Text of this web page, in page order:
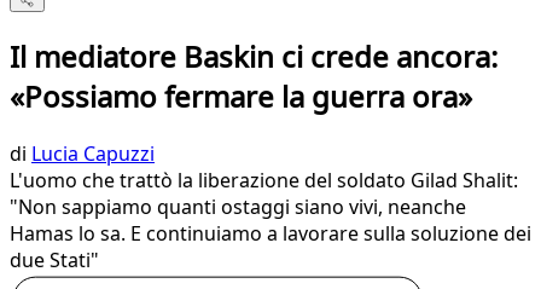
Il mediatore Baskin ci crede ancora:
«Possiamo fermare la guerra ora»
di Lucia Capuzzi
L'uomo che trattò la liberazione del soldato Gilad Shalit:
"Non sappiamo quanti ostaggi siano vivi, neanche
Hamas lo sa. E continuiamo a lavorare sulla soluzione dei
due Stati"